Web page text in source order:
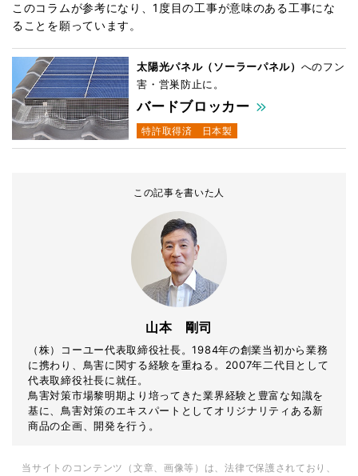
このコラムが参考になり、1度目の工事が意味のある工事にな
ることを願っています。
太陽光パネル（ソーラーパネル） へのフン
害・営巣防止に。
バードブロッカー
特許取得済 日本製
この記事を書いた人
山本 剛司
（株）コーユー代表取締役社長。1984年の創業当初から業務
に携わり、鳥害に関する経験を重ねる。2007年二代目として
代表取締役社長に就任。
鳥害対策市場黎明期より培ってきた業界経験と豊富な知識を
基に、鳥害対策のエキスパートとしてオリジナリティある新
商品の企画、開発を行う。
当サイトのコンテンツ（文章、画像等）は、法律で保護されており、